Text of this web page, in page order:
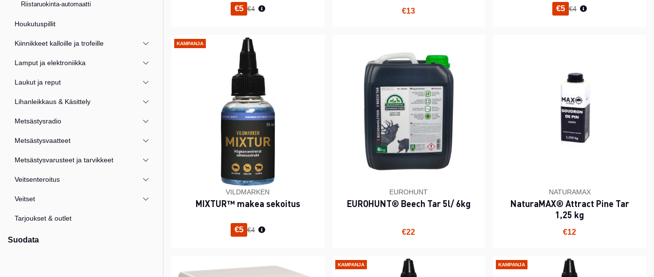
Riistaruokinta-automaatti
Houkutuspillit
Kiinnikkeet kalloille ja trofeille
Lamput ja elektroniikka
Laukut ja reput
Lihanleikkaus & Käsittely
Metsästysradio
Metsästysvaatteet
Metsästysvarusteet ja tarvikkeet
Veitsenteroitus
Veitset
Tarjoukset & outlet
Suodata
€5 Normaali hinta
€4 €13 €5 Normaali hinta
€4
KAMPANJA
VILDMARKEN
MIXTUR™ makea sekoitus
€5 Normaali hinta
€4
EUROHUNT
EUROHUNT® Beech Tar 5l/ 6kg
€22
NATURAMAX
NaturaMAX® Attract Pine Tar
1,25 kg
€12
KAMPANJA KAMPANJA